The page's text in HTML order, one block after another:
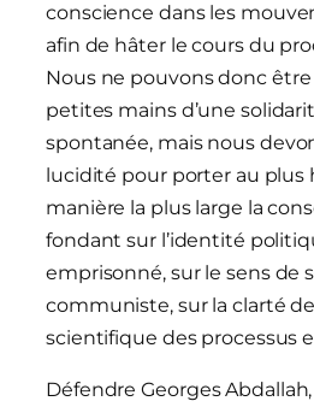
conscience dans les
afin de hâter le cours du
Nous ne pouvons donc
petites mains d’une
spontanée, mais nous
lucidité pour porter au plus
manière la plus large la
fondant sur l’identité
emprisonné, sur le sens de
communiste, sur la clarté
scientifique des processus
Défendre Georges